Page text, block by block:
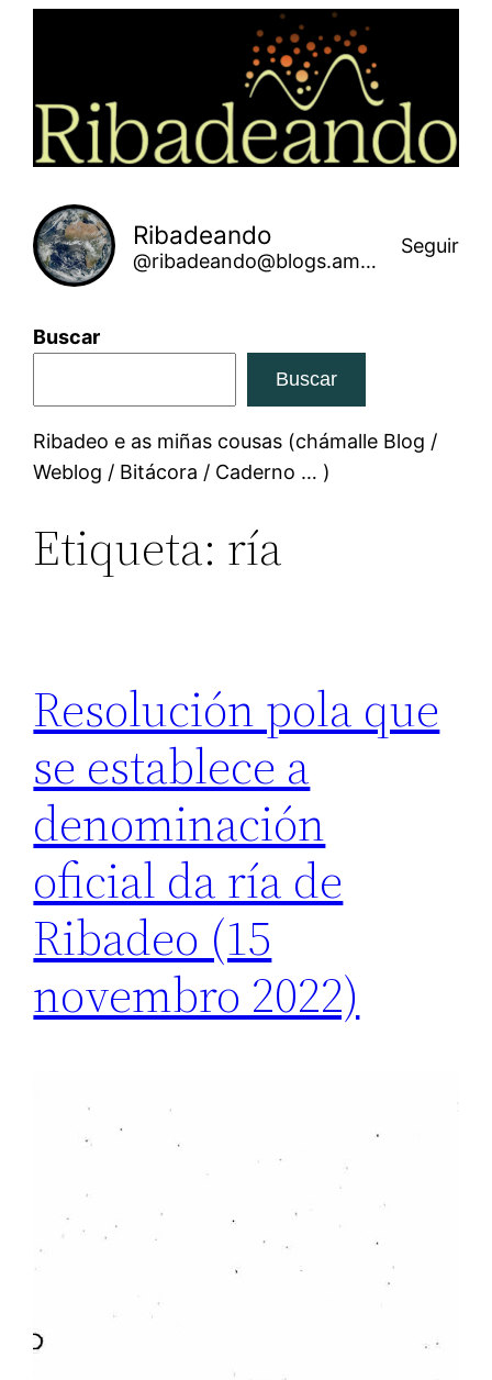
Ribadeando
@ribadeando@blogs.amarinha.gal
Seguir
Buscar
Buscar
Ribadeo e as miñas cousas (chámalle Blog /
Weblog / Bitácora / Caderno … )
Etiqueta: ría
Resolución pola que
se establece a
denominación
oficial da ría de
Ribadeo (15
novembro 2022)